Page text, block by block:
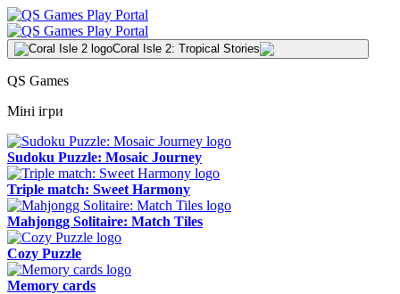
Coral Isle 2: Tropical Stories
QS Games
Міні ігри
Sudoku Puzzle: Mosaic Journey
Triple match: Sweet Harmony
Mahjongg Solitaire: Match Tiles
Cozy Puzzle
Memory cards